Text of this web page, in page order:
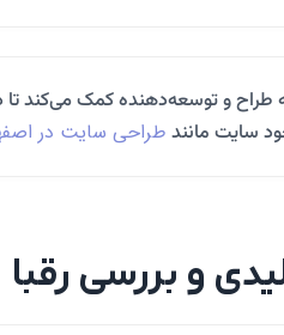
و توسعه‌دهنده کمک می‌کند تا
سایت مانند طراحی سایت در
و بررسی رقبا